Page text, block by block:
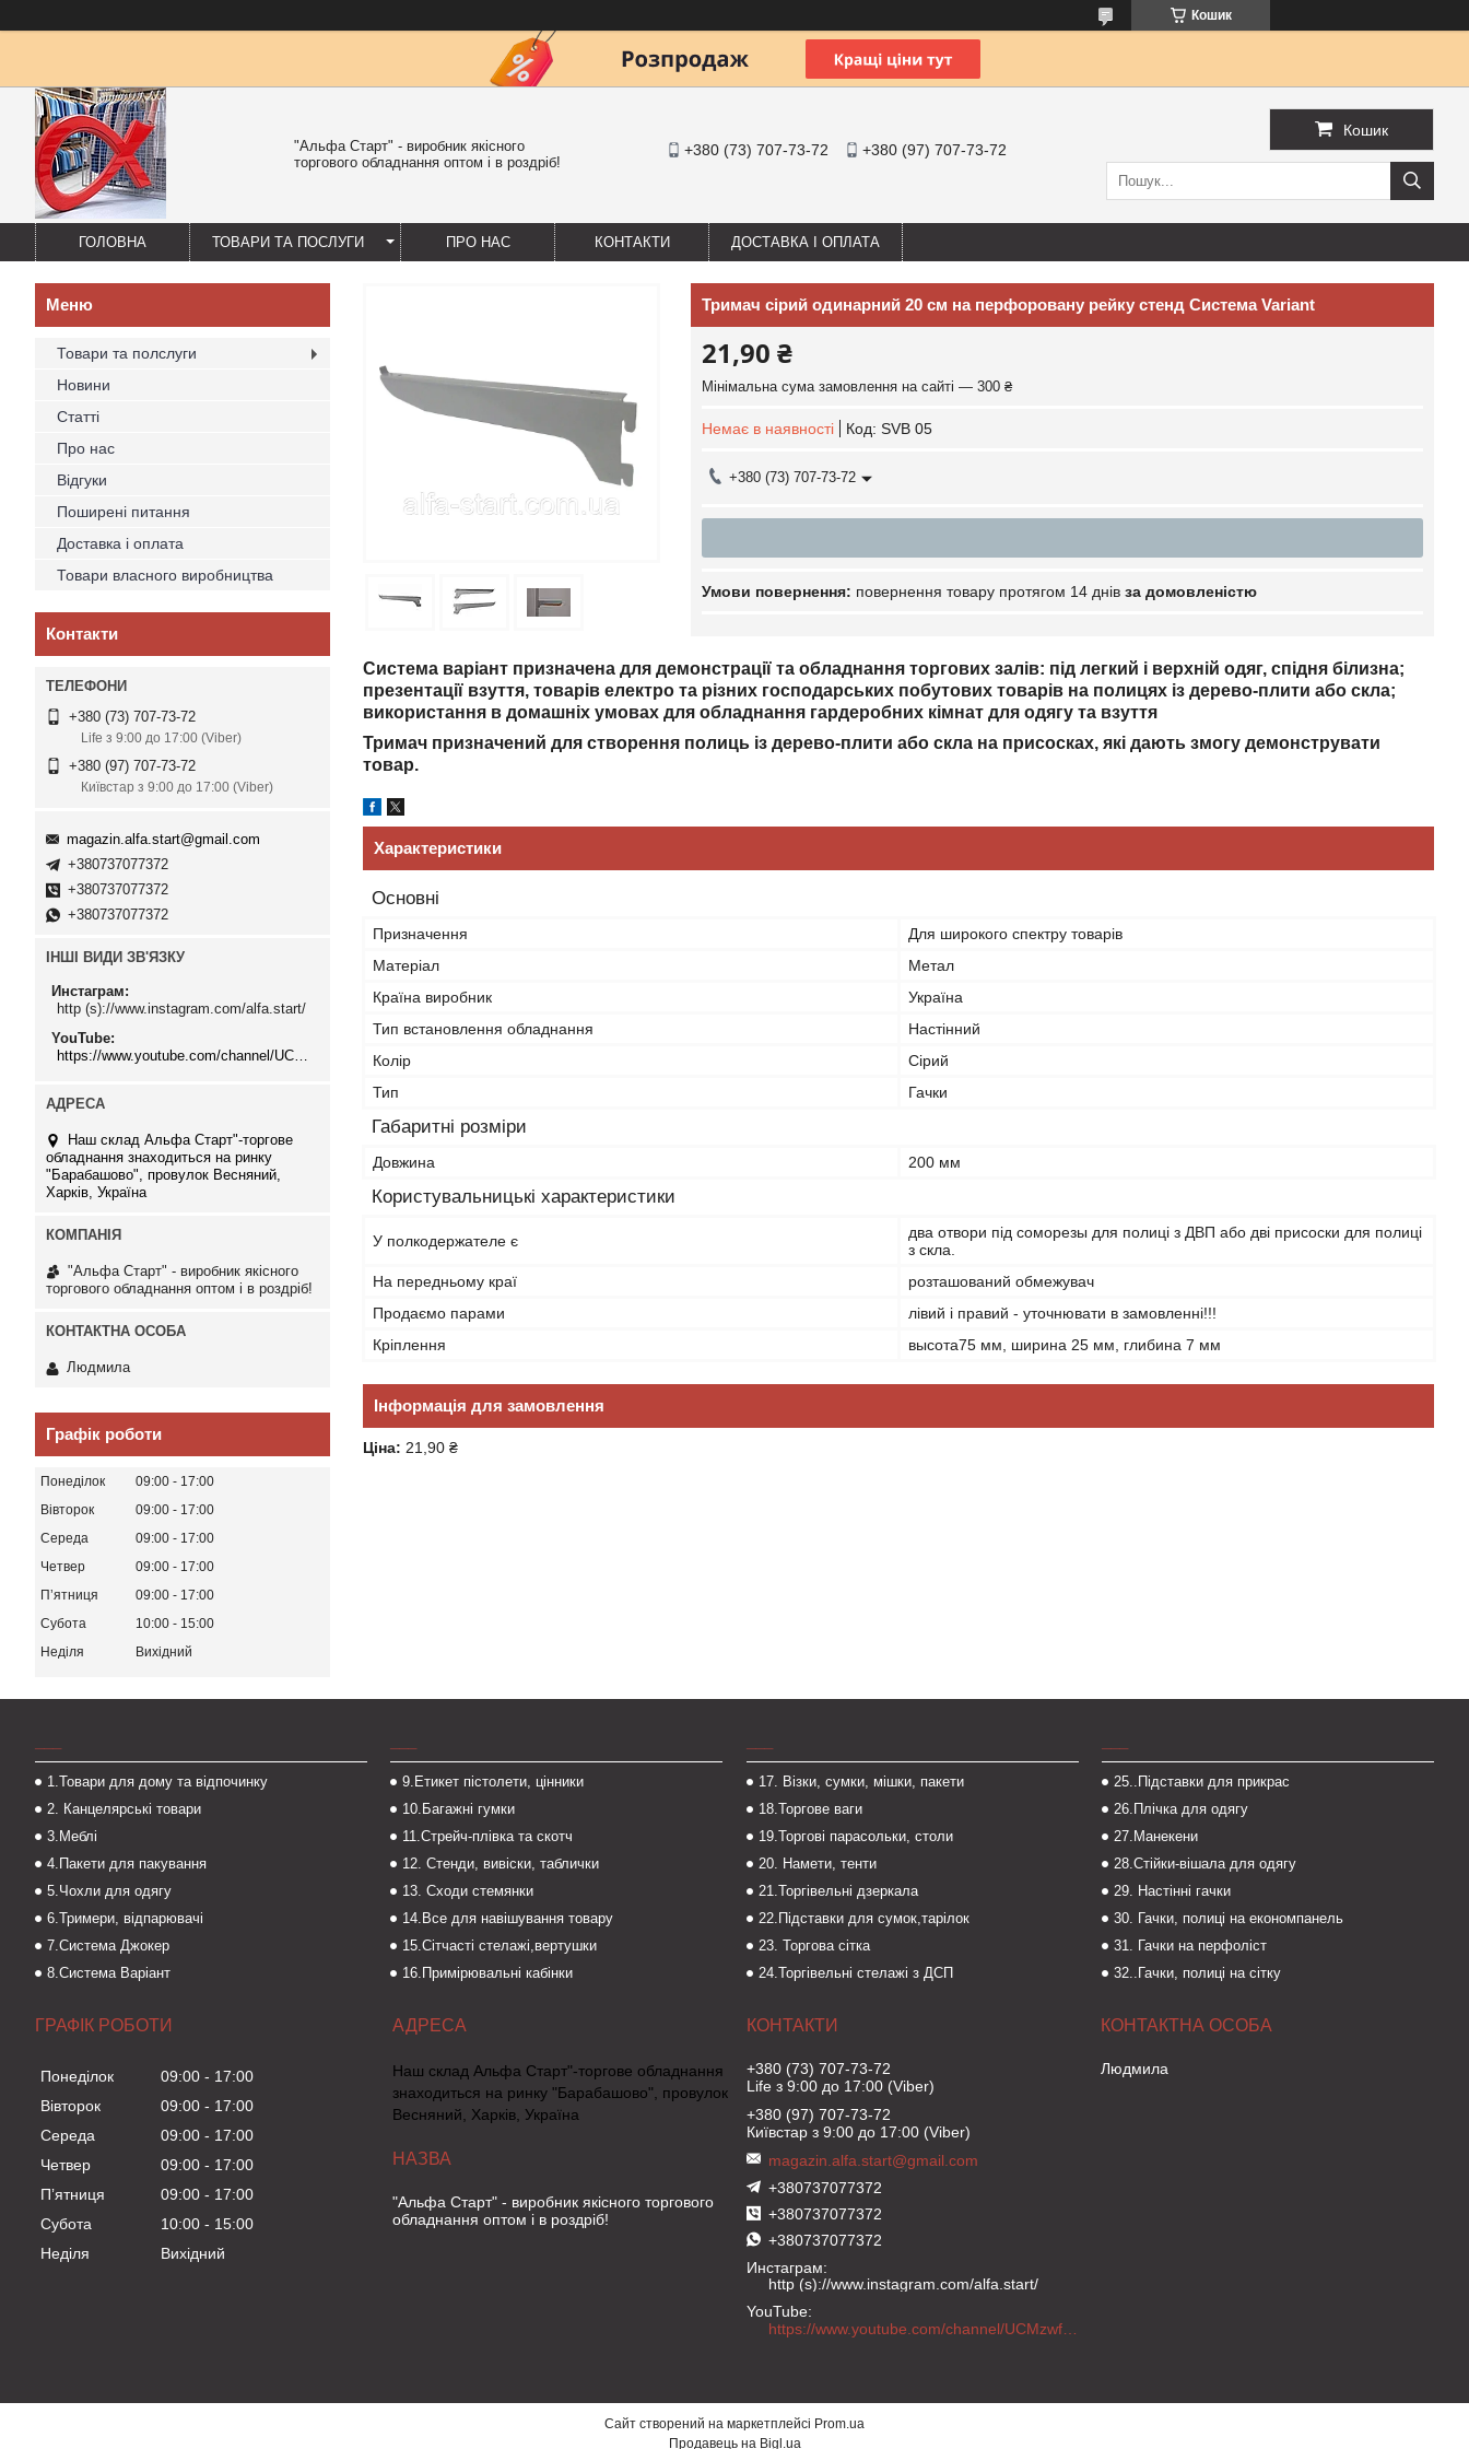
Кошик
"Альфа Старт" - виробник якісного
торгового обладнання оптом і в роздріб!
+380 (73) 707-73-72 +380 (97) 707-73-72
Кошик
ГОЛОВНА ТОВАРИ ТА ПОСЛУГИ ПРО НАС КОНТАКТИ ДОСТАВКА І ОПЛАТА
Тримач сірий одинарний 20 см на перфоровану рейку стенд Система Variant
21,90 ₴
Мінімальна сума замовлення на сайті — 300 ₴
Немає в наявності Код: SVB 05
+380 (73) 707-73-72
повернення товару протягом 14 днів за домовленістю
Система варіант призначена для демонстрації та обладнання торгових залів: під легкий і верхній одяг, спідня білизна;
презентації взуття, товарів електро та різних господарських побутових товарів на полицях із дерево-плити або скла;
використання в домашніх умовах для обладнання гардеробних кімнат для одягу та взуття
Тримач призначений для створення полиць із дерево-плити або скла на присосках, які дають змогу демонструвати
товар.
Характеристики
Основні
Призначення
Для широкого спектру товарів
Матеріал
Метал
Країна виробник
Україна
Тип встановлення обладнання
Настінний
Колір
Сірий
Тип
Гачки
Габаритні розміри
Довжина 200 мм
Користувальницькі характеристики
У полкодержателе є
два отвори під соморезы для полиці з ДВП або дві присоски для полиці
з скла.
На передньому краї
розташований обмежувач
Продаємо парами
лівий і правий - уточнювати в замовленні!!!
Кріплення
высота75 мм, ширина 25 мм, глибина 7 мм
Інформація для замовлення
Ціна: 21,90 ₴
Товари та полслуги
Новини
Статті
Про нас
Відгуки
Поширені питання
Доставка і оплата
Товари власного виробництва
Контакти
+380 (73) 707-73-72
Life з 9:00 до 17:00 (Viber)
+380 (97) 707-73-72
Київстар з 9:00 до 17:00 (Viber)
magazin.alfa.start@gmail.com
+380737077372
+380737077372
+380737077372
ІНШІ ВИДИ ЗВ'ЯЗКУ
Инстаграм
http (s)://www.instagram.com/alfa.start/
YouTube
Наш склад Альфа Старт"-торгове
обладнання знаходиться на ринку
"Барабашово", провулок Весняний,
Харків, Україна
"Альфа Старт" - виробник якісного
торгового обладнання оптом і в роздріб!
Людмила
Графік роботи
Понеділок 09:00
17:00
Вівторок
09:00
17:00
Середа
09:00
17:00
Четвер
09:00
17:00
Пʼятниця
09:00
17:00
Субота
10:00
15:00
Неділя
Вихідний
1.Товари для дому та відпочинку
2. Канцелярські товари
3.Меблі
4.Пакети для пакування
5.Чохли для одягу
6.Тримери, відпарювачі
7.Система Джокер
8.Система Варіант
9.Етикет пістолети, цінники
10.Багажні гумки
11.Стрейч-плівка та скотч
12. Стенди, вивіски, таблички
13. Сходи стемянки
14.Все для навішування товару
15.Сітчасті стелажі,вертушки
16.Примірювальні кабінки
17. Візки, сумки, мішки, пакети
18.Торгове ваги
19.Торгові парасольки, столи
20. Намети, тенти
21.Торгівельні дзеркала
22.Підставки для сумок,тарілок
23. Торгова сітка
24.Торгівельні стелажі з ДСП
25..Підставки для прикрас
26.Плічка для одягу
27.Манекени
28.Стійки-вішала для одягу
29. Настінні гачки
30. Гачки, полиці на економпанель
31. Гачки на перфоліст
32..Гачки, полиці на сітку
ГРАФІК РОБОТИ
Понеділок 09:00
17:00
Вівторок
09:00
17:00
Середа
09:00
17:00
Четвер
09:00
17:00
Пʼятниця
09:00
17:00
Субота
10:00
15:00
Неділя
Вихідний
Наш склад Альфа Старт"-торгове обладнання
знаходиться на ринку "Барабашово", провулок
Весняний, Харків, Україна
"Альфа Старт" - виробник якісного торгового
обладнання оптом і в роздріб!
+380 (73) 707-73-72
Life з 9:00 до 17:00 (Viber)
+380 (97) 707-73-72
Київстар з 9:00 до 17:00 (Viber)
magazin.alfa.start@gmail.com
+380737077372
+380737077372
+380737077372
Инстаграм
http (s)://www.instagram.com/alfa.start/
YouTube
https://www.youtube.com/channel/UCMzwfuPdxogFIKF_nELVFNw
Людмила
Сайт створений на маркетплейсі Prom.ua
Продавець на Bigl.ua